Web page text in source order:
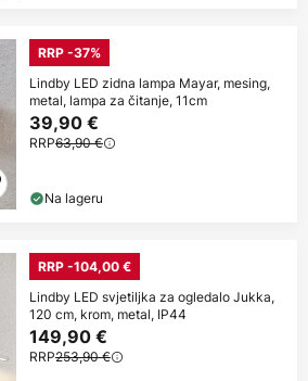
RRP -37%
Lindby LED zidna lampa Mayar, mesing,
metal, lampa za čitanje, 11cm
39,90 €
RRP63,90 €
Na lageru
RRP -104,00 €
Lindby LED svjetiljka za ogledalo Jukka,
120 cm, krom, metal, IP44
149,90 €
RRP253,90 €